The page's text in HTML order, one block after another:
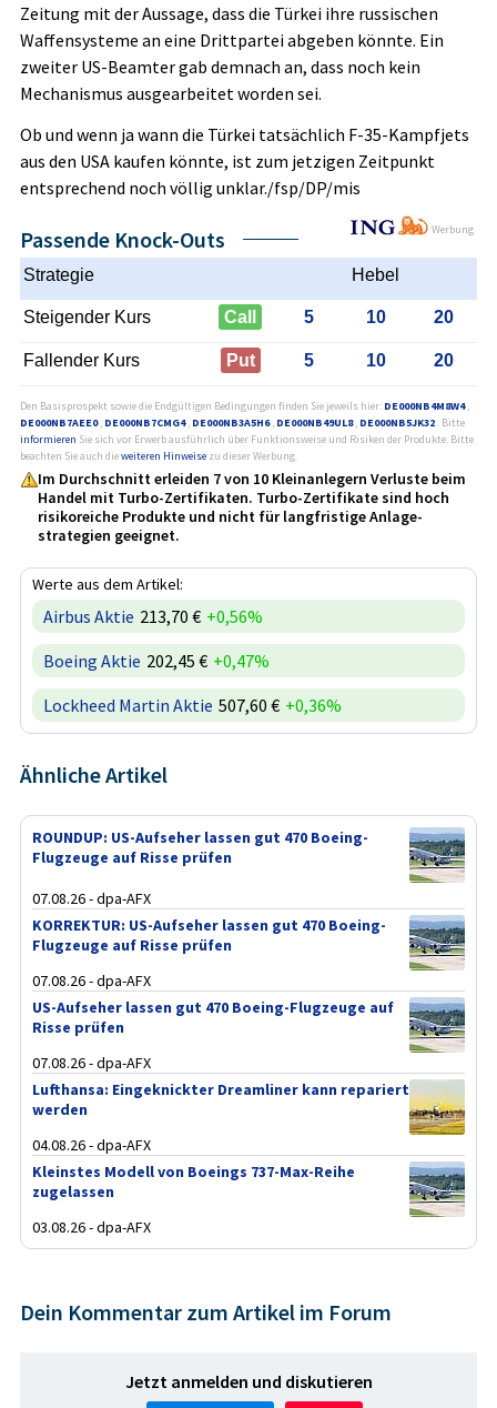
Zeitung mit der Aussage, dass die Türkei ihre russischen
Waffensysteme an eine Drittpartei abgeben könnte. Ein
zweiter US-Beamter gab demnach an, dass noch kein
Mechanismus ausgearbeitet worden sei.
Ob und wenn ja wann die Türkei tatsächlich F-35-Kampfjets
aus den USA kaufen könnte, ist zum jetzigen Zeitpunkt
entsprechend noch völlig unklar./fsp/DP/mis
Werbung
Passende Knock-Outs
Strategie Hebel
Steigender Kurs Call 5 10 20
Fallender Kurs Put 5 10 20
Den Basisprospekt sowie die Endgültigen Bedingungen finden Sie jeweils hier: DE000NB4M8W4,
DE000NB7AEE0, DE000NB7CMG4, DE000NB3A5H6, DE000NB49UL8, DE000NB5JK32 . Bitte
informieren Sie sich vor Erwerb ausführlich über Funktionsweise und Risiken der Produkte. Bitte
beachten Sie auch dieweiteren Hinweise zu dieser Werbung.
Im Durchschnitt erleiden 7 von 10 Kleinanlegern Verluste beim
Handel mit Turbo-Zertifikaten. Turbo-Zertifikate sind hoch
risikoreiche Produkte und nicht für langfristige Anlage­
strategien geeignet.
Werte aus dem Artikel:
Airbus Aktie 213,70 € +0,56%
Boeing Aktie 202,45 € +0,47%
Lockheed Martin Aktie 507,60 € +0,36%
Ähnliche Artikel
ROUNDUP: US-Aufseher lassen gut 470 Boeing-
Flugzeuge auf Risse prüfen
07.08.26 - dpa-AFX
KORREKTUR: US-Aufseher lassen gut 470 Boeing-
Flugzeuge auf Risse prüfen
07.08.26 - dpa-AFX
US-Aufseher lassen gut 470 Boeing-Flugzeuge auf
Risse prüfen
07.08.26 - dpa-AFX
Lufthansa: Eingeknickter Dreamliner kann repariert
werden
04.08.26 - dpa-AFX
Kleinstes Modell von Boeings 737-Max-Reihe
zugelassen
03.08.26 - dpa-AFX
Dein Kommentar zum Artikel im Forum
Jetzt anmelden und diskutieren